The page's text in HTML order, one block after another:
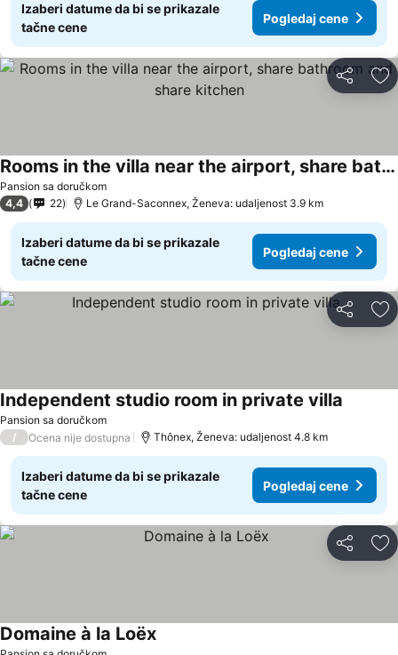
Izaberi datume da bi se prikazale
tačne cene
Pogledaj cene
Deli
Pansion sa doručkom
Rooms in the villa near the airport, share bathroom and share kitchen
4,4 22 Le Grand-Saconnex, Ženeva: udaljenost 3.9 km
Izaberi datume da bi se prikazale
tačne cene
Pogledaj cene
Deli
Pansion sa doručkom
Independent studio room in private villa
/ Ocena nije dostupna Thônex, Ženeva: udaljenost 4.8 km
Izaberi datume da bi se prikazale
tačne cene
Pogledaj cene
Deli
Domaine à la Loëx